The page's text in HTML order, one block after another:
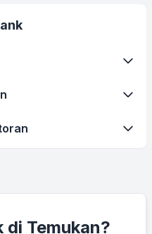
di Temukan?